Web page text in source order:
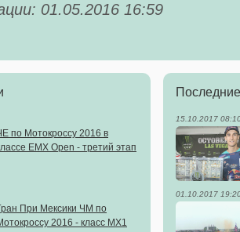
01.05.2016 16:59
по Мотокроссу 2016 в
ЕМХ Open - третий этап
При Мексики ЧМ по
2016 - класс MX1
15.10.2017
01.10.2017